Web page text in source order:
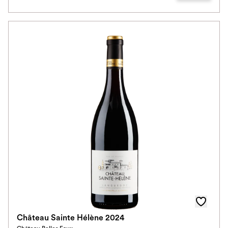
Château Sainte Hélène 2024